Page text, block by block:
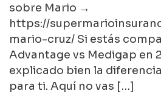
sobre Mario →
https://
mario-cruz/ Si estás
Advantage vs Medigap en
explicado bien la
para ti. Aquí no vas […]